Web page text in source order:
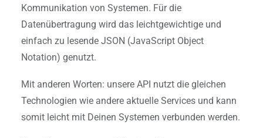
Kommunikation von Systemen. Für die
Datenübertragung wird das leichtgewichtige und
einfach zu lesende JSON (JavaScript Object
Notation) genutzt.
Mit anderen Worten: unsere API nutzt die gleichen
Technologien wie andere aktuelle Services und kann
somit leicht mit Deinen Systemen verbunden werden.